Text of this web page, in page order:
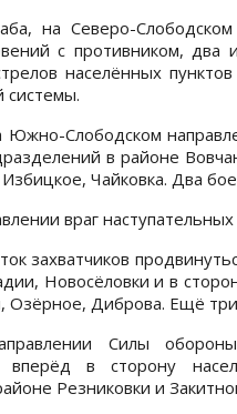
на Северо-
с противником,
населённых
системы.
Южно-Слободском
в районе
Чайковка. Два
враг
захватчиков
Новосёловки и в
Диброва. Ещё три
Силы
вперёд в сторону
Резниковки и